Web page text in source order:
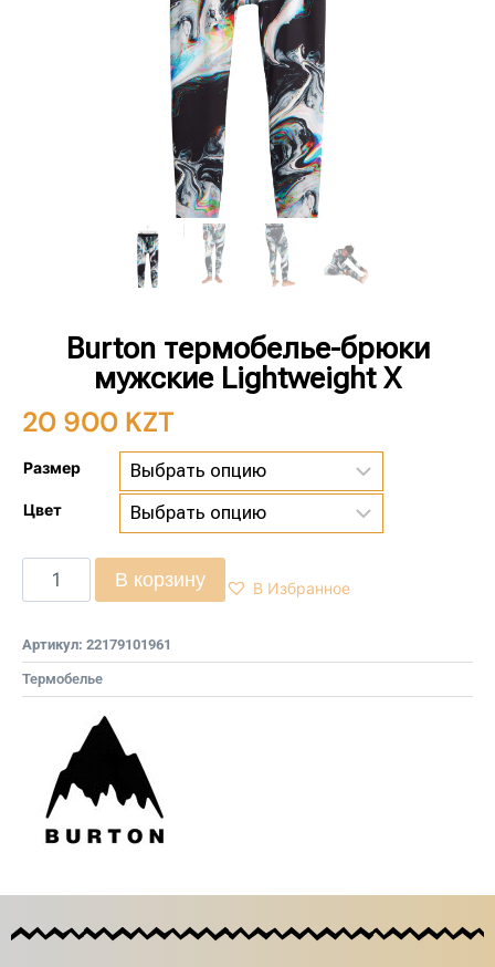
Burton термобелье-брюки
мужские Lightweight X
20 900 KZT
Размер
Цвет
В корзину В Избранное
Артикул: 22179101961
Термобелье